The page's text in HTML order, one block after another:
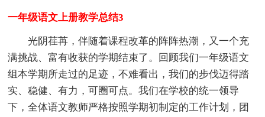
一年级语文上册教学总结3
光阴荏苒，伴随着课程改革的阵阵热潮，又一个充
满挑战、富有收获的学期结束了。回顾我们一年级语文
组本学期所走过的足迹，不难看出，我们的步伐迈得踏
实、稳健、有力，可圈可点。我们在学校的统一领导
下，全体语文教师严格按照学期初制定的工作计划，团